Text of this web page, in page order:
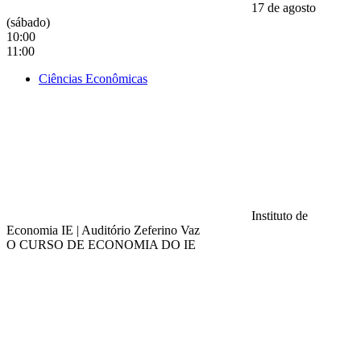
17 de agosto
(sábado)
10:00
11:00
Ciências Econômicas
Instituto de
Economia IE | Auditório Zeferino Vaz
O CURSO DE ECONOMIA DO IE